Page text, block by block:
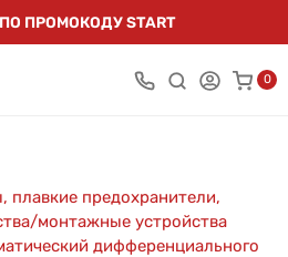
ПРОМОКОДУ START
0
плавкие предохранители,
монтажные устройства
дифференциального